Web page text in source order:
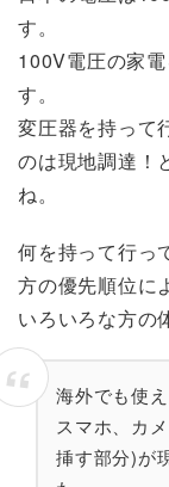
す。
100V電圧の家
す。
変圧器を持って
のは現地調達！
ね。
何を持って行っ
方の優先順位に
いろいろな方の
海外でも使
スマホ、カ
挿す部分)が